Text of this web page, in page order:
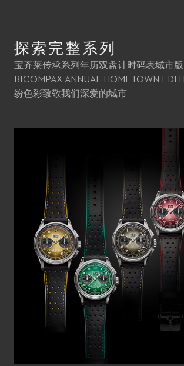
探索完整系列
宝齐莱传承系列年历双盘计时码表城市版
BICOMPAX ANNUAL HOMETOWN
纷色彩致敬我们深爱的城市